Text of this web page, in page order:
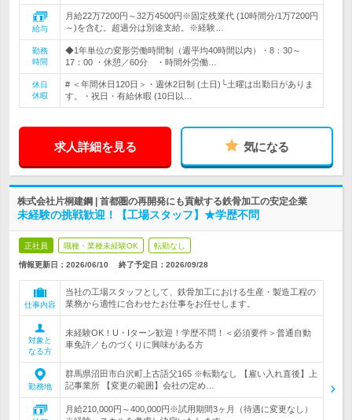
給与
月給22万7200円～32万4500円※固定残業代 (10時間分/1万7200円
～)を含む。超過分は別途支給。※経験…
勤務
時間
◆1年単位の変形労働時間制（週平均40時間以内）・8：30～
17：00 ・休憩／60分 ・時間外労働…
休日
休暇
# ＜年間休日120日＞・週休2日制 (土日)└土曜は出勤日がありま
す。・祝日・有給休暇 (10日以…
求人詳細を見る 気になる
株式会社片桐建鋼 | 首都圏の再開発にも貢献する鉄骨加工の安定企業
未経験の挑戦歓迎！【工場スタッフ】★学歴不問
正社員 職種・業種未経験OK 転勤なし
情報更新日：2026/06/10 終了予定日： 2026/09/28
仕事内容
当社の工場スタッフとして、鉄骨加工における生産・製造工程の
業務から適性に合わせたお仕事をお任せします。
対象と
なる方
未経験OK！U・Iターン歓迎！学歴不問！＜必須要件＞普通自動
車免許／ものづくりに興味がある方
勤務地
群馬県沼田市白沢町上古語父165 ※転勤なし 【雇い入れ直後】上
記事業所 【変更の範囲】会社の定め…
月給210,000円～400,000円※試用期間3ヶ月（待遇に変更なし）